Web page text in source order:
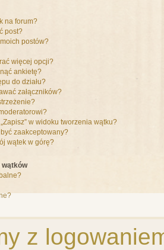
na forum?
post?
postów?
więcej opcji?
ankietę?
do działu?
załączników?
w widoku tworzenia wątku?
zaakceptowany?
wątek w górę?
wątków
z